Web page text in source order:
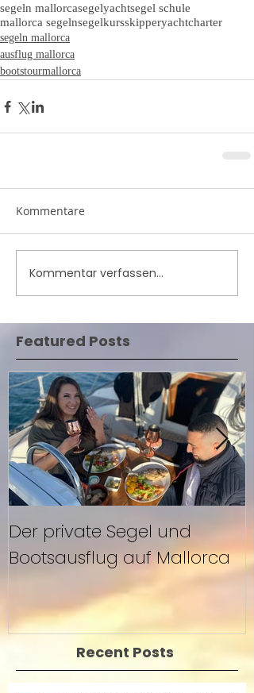
segeln mallorcasegelyachtsegel schule
mallorca segelnsegelkursskipperyachtcharter
segeln mallorca
ausflug mallorca
bootstourmallorca
Kommentare
Kommentar verfassen...
Featured Posts
Der private Segel und
Bootsausflug auf Mallorca
Recent Posts